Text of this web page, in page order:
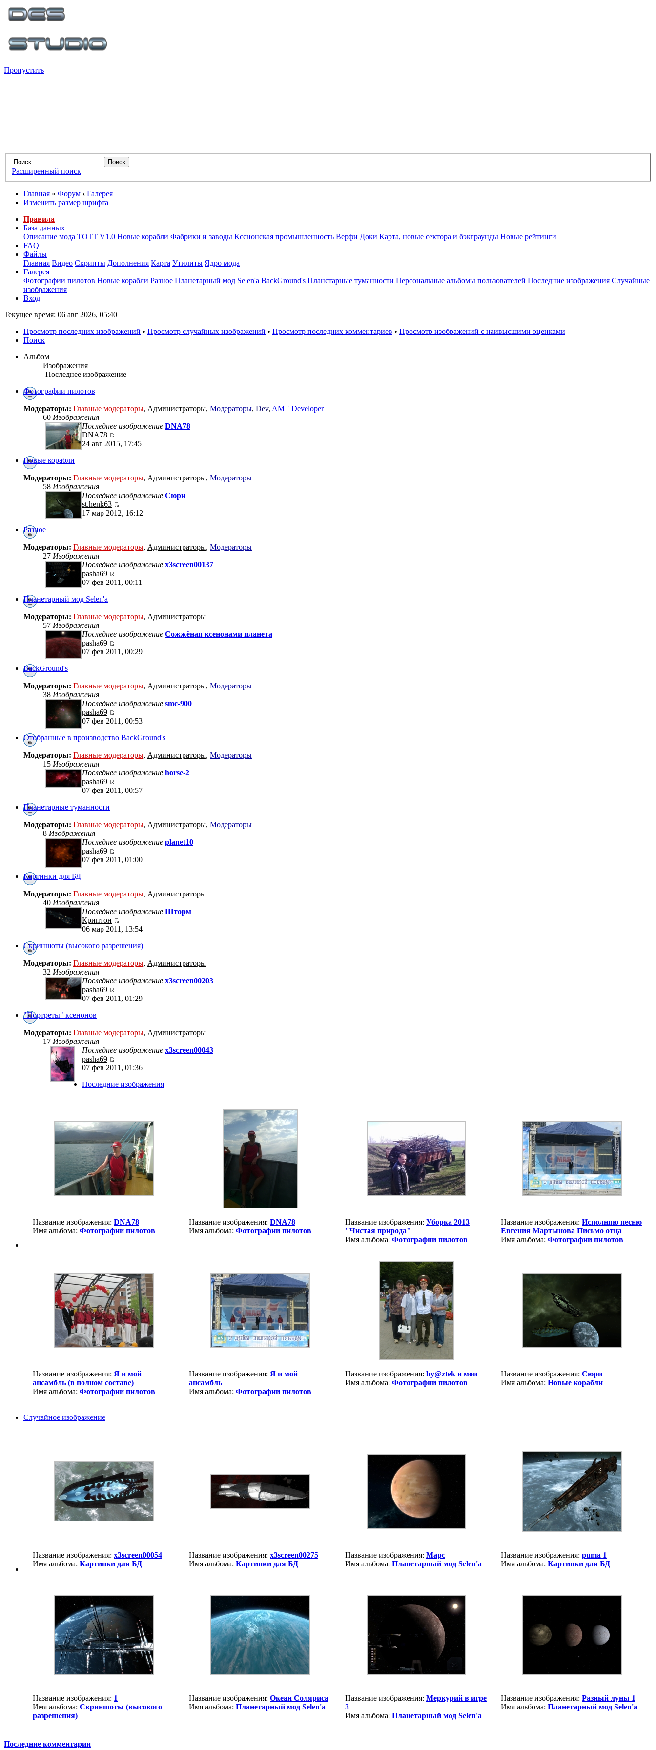
Пропустить
Расширенный поиск
Главная » Форум ‹ Галерея
Изменить размер шрифта
Правила
База данных
Описание мода ТОТТ V1.0 Новые корабли Фабрики и заводы Ксенонская промышленность Верфи Доки Карта, новые сектора и бэкграунды Новые рейтинги
FAQ
Файлы
Главная Видео Скрипты Дополнения Карта Утилиты Ядро мода
Галерея
Фотографии пилотов Новые корабли Разное Планетарный мод Selen'a BackGround's Планетарные туманности Персональные альбомы пользователей Последние изображения Случайные
изображения
Вход
Текущее время: 06 авг 2026, 05:40
Просмотр последних изображений • Просмотр случайных изображений • Просмотр последних комментариев • Просмотр изображений с наивысшими оценками
Поиск
Альбом
Изображения
Последнее изображение
Фотографии пилотов
Модераторы: Главные модераторы, Администраторы, Модераторы, Dev, AMT Developer
60 Изображения
Последнее изображение DNA78
DNA78
24 авг 2015, 17:45
Новые корабли
Модераторы: Главные модераторы, Администраторы, Модераторы
58 Изображения
Последнее изображение Сюри
st.henk63
17 мар 2012, 16:12
Разное
Модераторы: Главные модераторы, Администраторы, Модераторы
27 Изображения
Последнее изображение x3screen00137
pasha69
07 фев 2011, 00:11
Планетарный мод Selen'a
Модераторы: Главные модераторы, Администраторы
57 Изображения
Последнее изображение Сожжёная ксенонами планета
pasha69
07 фев 2011, 00:29
BackGround's
Модераторы: Главные модераторы, Администраторы, Модераторы
38 Изображения
Последнее изображение smc-900
pasha69
07 фев 2011, 00:53
Отобранные в производство BackGround's
Модераторы: Главные модераторы, Администраторы, Модераторы
15 Изображения
Последнее изображение horse-2
pasha69
07 фев 2011, 00:57
Планетарные туманности
Модераторы: Главные модераторы, Администраторы, Модераторы
8 Изображения
Последнее изображение planet10
pasha69
07 фев 2011, 01:00
Картинки для БД
Модераторы: Главные модераторы, Администраторы
40 Изображения
Последнее изображение Шторм
Криптон
06 мар 2011, 13:54
Скриншоты (высокого разрешения)
Модераторы: Главные модераторы, Администраторы
32 Изображения
Последнее изображение x3screen00203
pasha69
07 фев 2011, 01:29
"Портреты" ксенонов
Модераторы: Главные модераторы, Администраторы
17 Изображения
Последнее изображение x3screen00043
pasha69
07 фев 2011, 01:36
Последние изображения
Название изображения: DNA78
Имя альбома: Фотографии пилотов
Название изображения: DNA78
Имя альбома: Фотографии пилотов
Название изображения: Уборка 2013
"Чистая природа"
Имя альбома: Фотографии пилотов
Название изображения: Исполняю песню
Евгения Мартынова Письмо отца
Имя альбома: Фотографии пилотов
Название изображения: Я и мой
ансамбль (в полном составе)
Имя альбома: Фотографии пилотов
Название изображения: Я и мой
ансамбль
Имя альбома: Фотографии пилотов
Название изображения: by@ztek и мои
Имя альбома: Фотографии пилотов
Название изображения: Сюри
Имя альбома: Новые корабли
Случайное изображение
Название изображения: x3screen00054
Имя альбома: Картинки для БД
Название изображения: x3screen00275
Имя альбома: Картинки для БД
Название изображения: Марс
Имя альбома: Планетарный мод Selen'a
Название изображения: puma 1
Имя альбома: Картинки для БД
Название изображения: 1
Имя альбома: Скриншоты (высокого
разрешения)
Название изображения: Океан Соляриса
Имя альбома: Планетарный мод Selen'a
Название изображения: Меркурий в игре
3
Имя альбома: Планетарный мод Selen'a
Название изображения: Разный луны 1
Имя альбома: Планетарный мод Selen'a
Последние комментарии